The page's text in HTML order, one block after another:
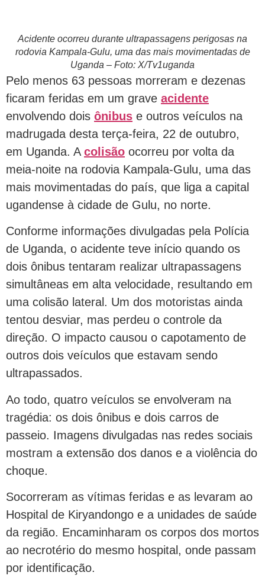
Acidente ocorreu durante ultrapassagens perigosas na
rodovia Kampala-Gulu, uma das mais movimentadas de
Uganda – Foto: X/Tv1uganda
Pelo menos 63 pessoas morreram e dezenas
ficaram feridas em um grave acidente
envolvendo dois ônibus e outros veículos na
madrugada desta terça-feira, 22 de outubro,
em Uganda. A colisão ocorreu por volta da
meia-noite na rodovia Kampala-Gulu, uma das
mais movimentadas do país, que liga a capital
ugandense à cidade de Gulu, no norte.
Conforme informações divulgadas pela Polícia
de Uganda, o acidente teve início quando os
dois ônibus tentaram realizar ultrapassagens
simultâneas em alta velocidade, resultando em
uma colisão lateral. Um dos motoristas ainda
tentou desviar, mas perdeu o controle da
direção. O impacto causou o capotamento de
outros dois veículos que estavam sendo
ultrapassados.
Ao todo, quatro veículos se envolveram na
tragédia: os dois ônibus e dois carros de
passeio. Imagens divulgadas nas redes sociais
mostram a extensão dos danos e a violência do
choque.
Socorreram as vítimas feridas e as levaram ao
Hospital de Kiryandongo e a unidades de saúde
da região. Encaminharam os corpos dos mortos
ao necrotério do mesmo hospital, onde passam
por identificação.